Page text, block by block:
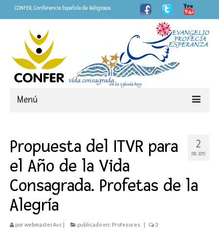
CONFER, Conferencia Española de Religiosos
Menú
CONFER
LOGO Año de la Vida Consagrada
«Fieles»
Personas que dejan huella
Vivimos
2
FEB 2015
Propuesta del ITVR para
el Año de la Vida
Consagrada. Profetas de la
Alegría
porwebmasterAvc publicado en: Profesores 3